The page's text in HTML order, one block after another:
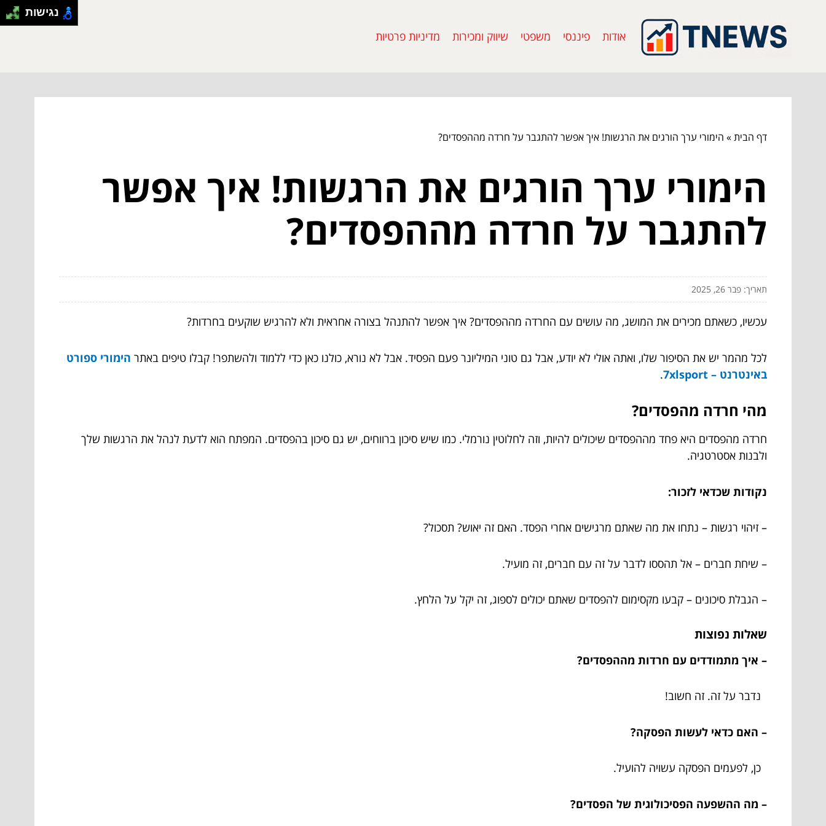
אודות פיננסי משפטי שיווק ומכירות מדיניות פרטיות
דף הבית» הימורי ערך הורגים את הרגשות! איך אפשר להתגבר על חרדה מההפסדים?
הימורי ערך הורגים את הרגשות! איך אפשר
להתגבר על חרדה מההפסדים?
תאריך: פבר 26, 2025
עכשיו, כשאתם מכירים את המושג, מה עושים עם החרדה מההפסדים? איך אפשר להתנהל בצורה אחראית ולא להרגיש שוקעים בחרדות?
לכל מהמר יש את הסיפור שלו, ואתה אולי לא יודע, אבל גם טוני המיליונר פעם הפסיד. אבל לא נורא, כולנו כאן כדי ללמוד ולהשתפר! קבלו טיפים באתר הימורי ספורט
באינטרנט – 7xlsport
.
מהי חרדה מהפסדים?
חרדה מהפסדים היא פחד מההפסדים שיכולים להיות, וזה לחלוטין נורמלי. כמו שיש סיכון ברווחים, יש גם סיכון בהפסדים. המפתח הוא לדעת לנהל את הרגשות שלך
ולבנות אסטרטגיה.
נקודות שכדאי לזכור:
– זיהוי רגשות – נתחו את מה שאתם מרגישים אחרי הפסד. האם זה יאוש? תסכול?
– שיחת חברים – אל תהססו לדבר על זה עם חברים, זה מועיל.
– הגבלת סיכונים – קבעו מקסימום להפסדים שאתם יכולים לספוג, זה יקל על הלחץ.
שאלות נפוצות
– איך מתמודדים עם חרדות מההפסדים?
נדבר על זה. זה חשוב!
– האם כדאי לעשות הפסקה?
כן, לפעמים הפסקה עשויה להועיל.
– מה ההשפעה הפסיכולוגית של הפסדים?
נגישות